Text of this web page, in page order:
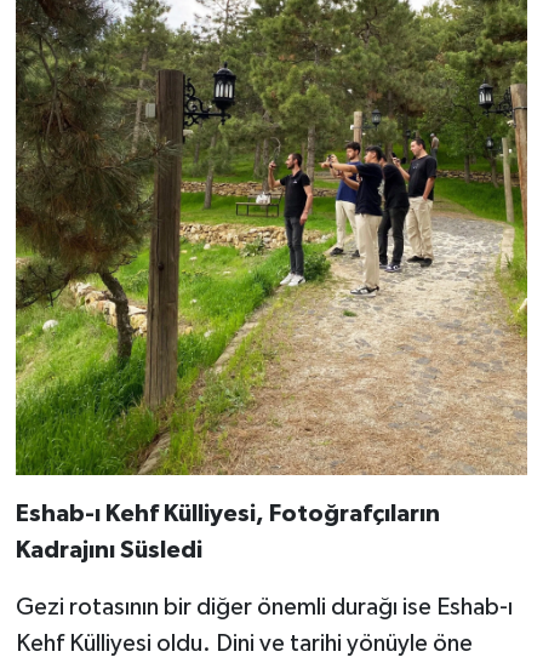
Eshab-ı Kehf Külliyesi, Fotoğrafçıların
Kadrajını Süsledi
Gezi rotasının bir diğer önemli durağı ise Eshab-ı
Kehf Külliyesi oldu. Dini ve tarihi yönüyle öne